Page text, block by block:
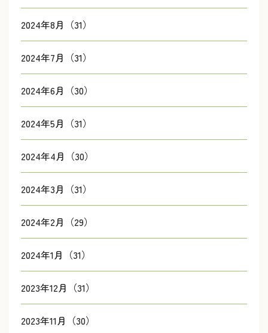
2024年8月（31）
2024年7月（31）
2024年6月（30）
2024年5月（31）
2024年4月（30）
2024年3月（31）
2024年2月（29）
2024年1月（31）
2023年12月（31）
2023年11月（30）